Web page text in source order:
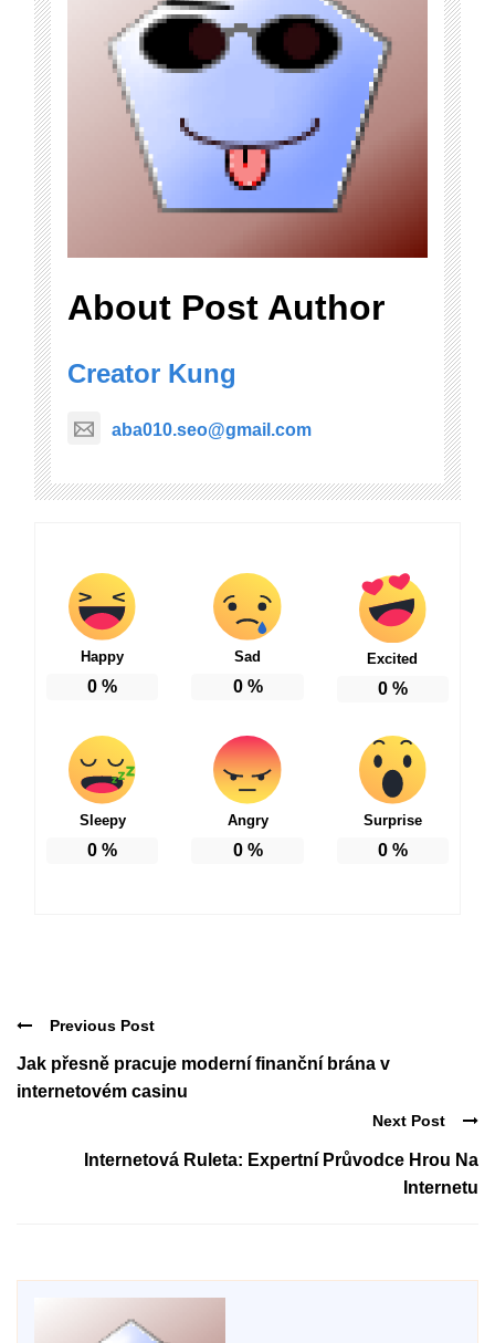
About Post Author
Creator Kung
aba010.seo@gmail.com
Happy
0 %
Sad
0%
Excited
0%
Sleepy
0 %
Angry
0%
Surprise
0%
Previous Post
Jak přesně pracuje moderní finanční brána v
internetovém casinu
Next Post
Internetová Ruleta: Expertní Průvodce Hrou Na
Internetu